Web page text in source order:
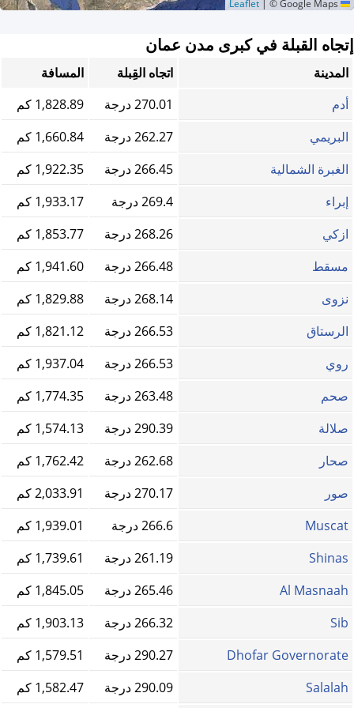
© Google Maps
إتجاه القبلة في كبرى مدن عمان
المدينة اتجاه القِبلة
المسافة
أدم
270.01 درجة
1,828.89 كم
البريمي
262.27 درجة
1,660.84 كم
الغبرة الشمالية
266.45 درجة
1,922.35 كم
إبراء
269.4 درجة
1,933.17 كم
ازكي
268.26 درجة
1,853.77 كم
مسقط
266.48 درجة
1,941.60 كم
نزوى
268.14 درجة
1,829.88 كم
الرستاق
266.53 درجة
1,821.12 كم
روي
266.53 درجة
1,937.04 كم
صحم
263.48 درجة
1,774.35 كم
صلالة
290.39 درجة
1,574.13 كم
صحار
262.68 درجة
1,762.42 كم
صور
270.17 درجة
2,033.91 كم
Muscat
266.6 درجة
1,939.01 كم
Shinas
261.19 درجة
1,739.61 كم
Al Masnaah
265.46 درجة
1,845.05 كم
Sib
266.32 درجة
1,903.13 كم
Dhofar Governorate
290.27 درجة
1,579.51 كم
Salalah
290.09 درجة
1,582.47 كم